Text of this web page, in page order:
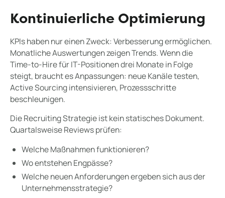
Kontinuierliche Optimierung
KPIs haben nur einen Zweck: Verbesserung ermöglichen.
Monatliche Auswertungen zeigen Trends. Wenn die
Time-to-Hire für IT-Positionen drei Monate in Folge
steigt, braucht es Anpassungen: neue Kanäle testen,
Active Sourcing intensivieren, Prozessschritte
beschleunigen.
Die Recruiting Strategie ist kein statisches Dokument.
Quartalsweise Reviews prüfen:
Welche Maßnahmen funktionieren?
Wo entstehen Engpässe?
Welche neuen Anforderungen ergeben sich aus der
Unternehmensstrategie?